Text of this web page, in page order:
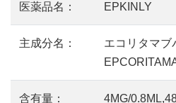
医薬品名： EPKINLY
主成分名：
エコリタマブ
含有量： 4MG/